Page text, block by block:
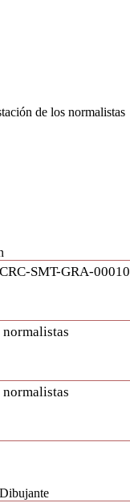
de los normalistas
SMT-GRA-00010